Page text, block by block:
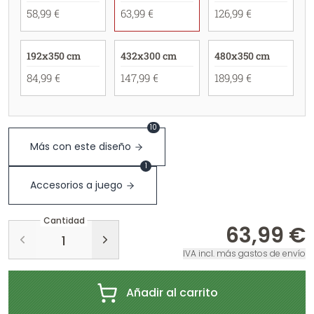
58,99 € 63,99 € 126,99 €
192x350 cm
84,99 €
432x300 cm
147,99 €
480x350 cm
189,99 €
Más con este diseño
10
Accesorios a juego
1
Cantidad
63,99 €
IVA incl. más gastos de envío
Añadir al carrito